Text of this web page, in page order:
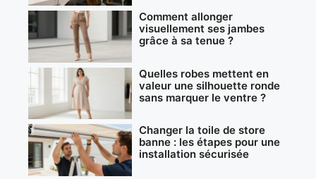
Comment allonger
visuellement ses jambes
grâce à sa tenue ?
Quelles robes mettent en
valeur une silhouette ronde
sans marquer le ventre ?
Changer la toile de store
banne : les étapes pour une
installation sécurisée